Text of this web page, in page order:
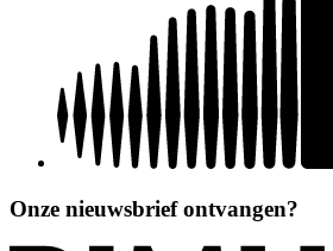
Onze nieuwsbrief ontvangen?